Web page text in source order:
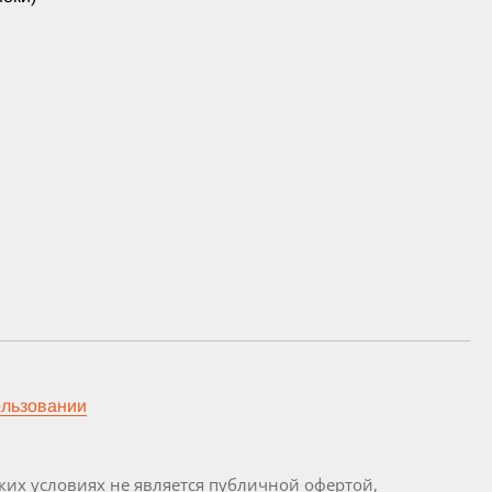
условиях не является публичной офертой,